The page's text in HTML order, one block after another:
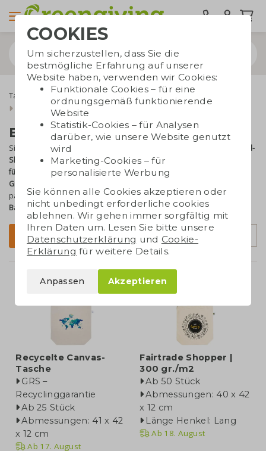
Taschen bedrucken Tragetaschen
Baumwolltaschen
Baumwollshopper S bis XL
Baumwoll-Shopper bedrucken
Sie suchen einegroße Baumwolltasche
Baumwoll-
Shopperhat eineBodenfaltesowiestabile Henkel
für Einkäufe, Events oder Giveawaysmit etwas mehr Inhalt. Bei
Greengiving
passenden undnachhaltigen Lösungundbedrucken Shopper aus
Baumwollemit IhremLogo oder Design.
Filter Sortierung
Recycelte Canvas-
Tasche
GRS –
Recyclinggarantie
Ab 25 Stück
Abmessungen: 41 x 42
x 12 cm
Ab 17. August
Fairtrade Shopper |
300 gr./m2
Ab 50 Stück
Abmessungen: 40 x 42
x 12 cm
Länge Henkel: Lang
Ab 18. August
COOKIES
Um sicherzustellen, dass Sie die
bestmögliche Erfahrung auf unserer
Website haben, verwenden wir Cookies:
Funktionale Cookies – für eine
ordnungsgemäß funktionierende
Website
Statistik-Cookies – für Analysen
darüber, wie unsere Website genutzt
wird
Marketing-Cookies – für
personalisierte Werbung
Sie können alle Cookies akzeptieren oder
nicht unbedingt erforderliche cookies
ablehnen. Wir gehen immer sorgfältig mit
Ihren Daten um. Lesen Sie bitte unsere
Datenschutzerklärung und Cookie-
Erklärung für weitere Details.
Anpassen Akzeptieren